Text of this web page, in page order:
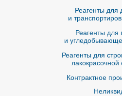
Реагенты для
и
Реагенты для
и
Реагенты для
лакокрасочной
Контрактное